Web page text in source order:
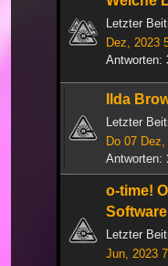
Letzter
Dez, 2023
Antworten:
Ilda
Letzter
Do 07
Antworten:
o-time!
Letzter
Jun, 2023